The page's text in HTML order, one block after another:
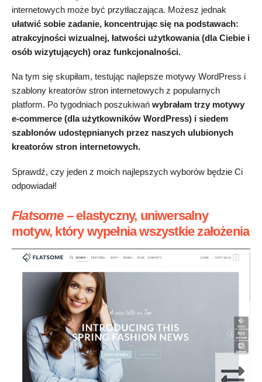
internetowych może być przytłaczająca. Możesz jednak
ułatwić sobie zadanie, koncentrując się na podstawach:
atrakcyjności wizualnej, łatwości użytkowania (dla Ciebie i
osób wizytujących) oraz funkcjonalności.
Na tym się skupiłam, testując najlepsze motywy WordPress i
szablony kreatorów stron internetowych z popularnych
platform. Po tygodniach poszukiwań wybrałam trzy motywy
e-commerce (dla użytkowników WordPress) i siedem
szablonów udostępnianych przez naszych ulubionych
kreatorów stron internetowych.
Sprawdź, czy jeden z moich najlepszych wyborów będzie Ci
odpowiadał!
Flatsome– elastyczny, uniwersalny
motyw, który wypełnia wszystkie założenia